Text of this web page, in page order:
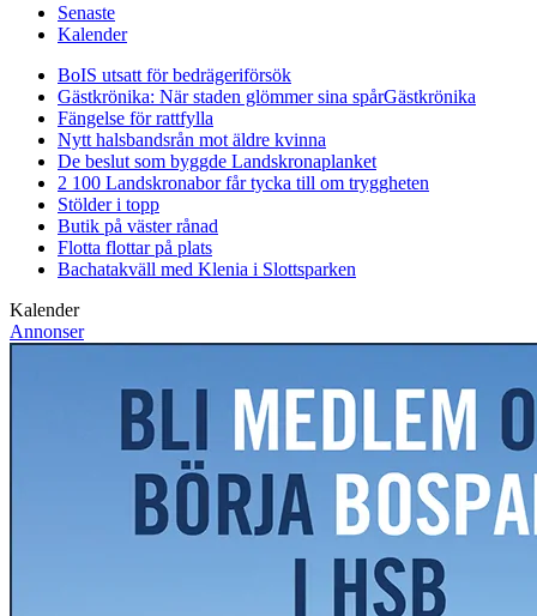
Senaste
Kalender
BoIS utsatt för bedrägeriförsök
Gästkrönika: När staden glömmer sina spårGästkrönika
Fängelse för rattfylla
Nytt halsbandsrån mot äldre kvinna
De beslut som byggde Landskronaplanket
2 100 Landskronabor får tycka till om tryggheten
Stölder i topp
Butik på väster rånad
Flotta flottar på plats
Bachatakväll med Klenia i Slottsparken
Kalender
Annonser